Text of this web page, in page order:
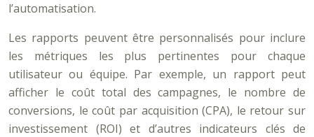
l’automatisation.
Les rapports peuvent être personnalisés pour inclure
les métriques les plus pertinentes pour chaque
utilisateur ou équipe. Par exemple, un rapport peut
afficher le coût total des campagnes, le nombre de
conversions, le coût par acquisition (CPA), le retour sur
investissement (ROI) et d’autres indicateurs clés de